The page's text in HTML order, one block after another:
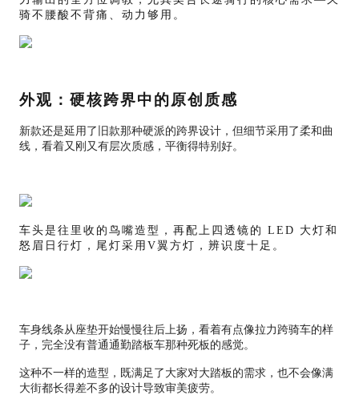
骑不腰酸不背痛、动力够用。
外观：硬核跨界中的原创质感
新款还是延用了旧款那种硬派的跨界设计，但细节采用了柔和曲
线，看着又刚又有层次质感，平衡得特别好。
车头是往里收的鸟嘴造型，再配上四透镜的 LED 大灯和
怒眉日行灯，尾灯采用V翼方灯，辨识度十足。
车身线条从座垫开始慢慢往后上扬，看着有点像拉力跨骑车的样
子，完全没有普通通勤踏板车那种死板的感觉。
这种不一样的造型，既满足了大家对大踏板的需求，也不会像满
大街都长得差不多的设计导致审美疲劳。